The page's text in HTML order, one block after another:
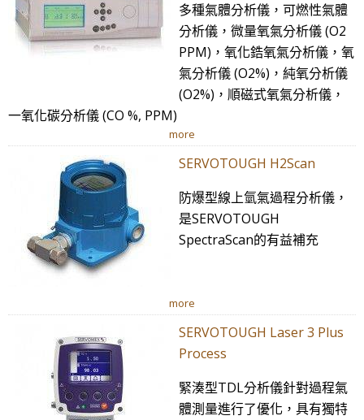
多種氣體分析儀，可燃性氣體
分析儀，微量氧氣分析儀 (O2
PPM)，氧化鋯氧氣分析儀，氧
氣分析儀 (O2%)，純氧分析儀
(O2%)，順磁式氧氣分析儀，
一氧化碳分析儀 (CO %, PPM)
more
SERVOTOUGH H2Scan
防爆型線上氫氣過程分析儀，
是SERVOTOUGH
SpectraScan的有益補充
more
SERVOTOUGH Laser 3 Plus
Process
緊湊型TDL分析儀針對過程氣
體測量進行了優化，具有獨特